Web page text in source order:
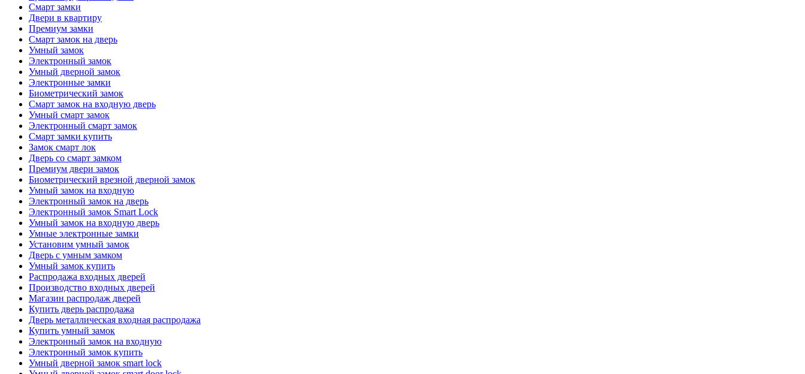
Смарт замки
Двери в квартиру
Премиум замки
Смарт замок на дверь
Умный замок
Электронный замок
Умный дверной замок
Электронные замки
Биометрический замок
Смарт замок на входную дверь
Умный смарт замок
Электронный смарт замок
Смарт замки купить
Замок смарт лок
Дверь со смарт замком
Премиум двери замок
Биометрический врезной дверной замок
Умный замок на входную
Электронный замок на дверь
Электронный замок Smart Lock
Умный замок на входную дверь
Умные электронные замки
Установим умный замок
Дверь с умным замком
Умный замок купить
Распродажа входных дверей
Производство входных дверей
Магазин распродаж дверей
Купить дверь распродажа
Дверь металлическая входная распродажа
Купить умный замок
Электронный замок на входную
Электронный замок купить
Умный дверной замок smart lock